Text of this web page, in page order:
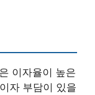
이자율이 높은
자 부담이 있을